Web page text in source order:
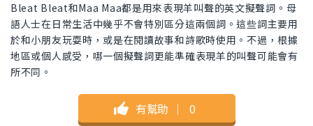
Bleat Bleat和Maa Maa都是用來表現羊叫聲的英文擬聲詞。母
語人士在日常生活中幾乎不會特別區分這兩個詞。這些詞主要用
於和小朋友玩耍時，或是在閱讀故事和詩歌時使用。不過，根據
地區或個人感受，哪一個擬聲詞更能準確表現羊的叫聲可能會有
所不同。
有幫助 ｜ 0